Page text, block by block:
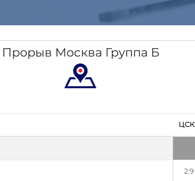
Прорыв Москва Группа Б
2:9